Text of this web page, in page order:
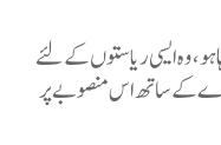
ہو، وہ ایسی ریاستوں کے لئے
کے ساتھ اس منصوبے پر